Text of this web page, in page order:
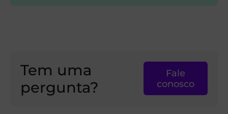
Tem uma
pergunta?
Fale
conosco